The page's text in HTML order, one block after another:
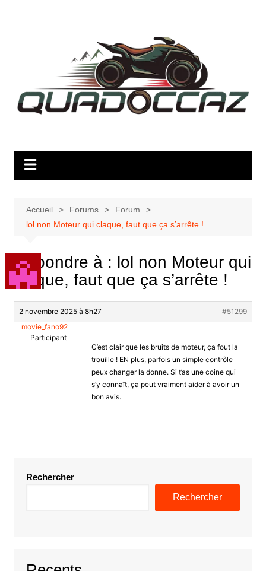
Accueil Forums
Forum
lol non Moteur qui claque, faut que ça s’arrête !
Répondre à : lol non Moteur qui
claque, faut que ça s’arrête !
2 novembre 2025 à 8h27
#51299
movie_fano92
Participant
C’est clair que les bruits de moteur, ça fout la
trouille ! EN plus, parfois un simple contrôle
peux changer la donne. Si t’as une coine qui
s’y connaît, ça peut vraiment aider à avoir un
bon avis.
Rechercher
Rechercher